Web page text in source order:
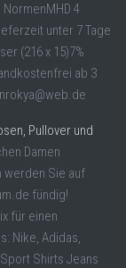
4
unter 7 Tage
(216 x 15)7%
ab 3
Pullover und
Damen
werden Sie auf
fündig!
für einen
Nike, Adidas,
Shirts Jeans